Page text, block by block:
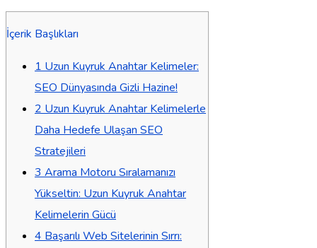
İçerik Başlıkları
1 Uzun Kuyruk Anahtar Kelimeler:
SEO Dünyasında Gizli Hazine!
2 Uzun Kuyruk Anahtar Kelimelerle
Daha Hedefe Ulaşan SEO
Stratejileri
3 Arama Motoru Sıralamanızı
Yükseltin: Uzun Kuyruk Anahtar
Kelimelerin Gücü
4 Başarılı Web Sitelerinin Sırrı: